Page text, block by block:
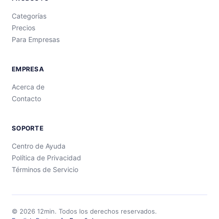
Categorías
Precios
Para Empresas
EMPRESA
Acerca de
Contacto
SOPORTE
Centro de Ayuda
Política de Privacidad
Términos de Servicio
© 2026 12min. Todos los derechos reservados.